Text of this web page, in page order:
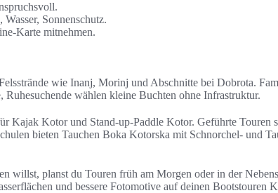
Sonnenschutz.
Karte mitnehmen.
wie Inanj, Morinj und Abschnitte bei Dobrota.
Ruhesuchende wählen kleine Buchten ohne Infrastruktur.
Kajak Kotor und Stand-up-Paddle Kotor. Geführte Touren
bieten Tauchen Boka Kotorska mit Schnorchel- und
willst, planst du Touren früh am Morgen oder in der
und bessere Fotomotive auf deinen Bootstouren